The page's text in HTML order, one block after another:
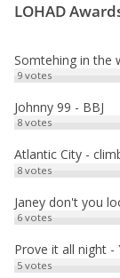
LOHAD
Somtehing in the
9votes
Johnny 99 - BBJ
8votes
Atlantic City -
8votes
Janey don't you
6votes
Prove it all night -
5votes